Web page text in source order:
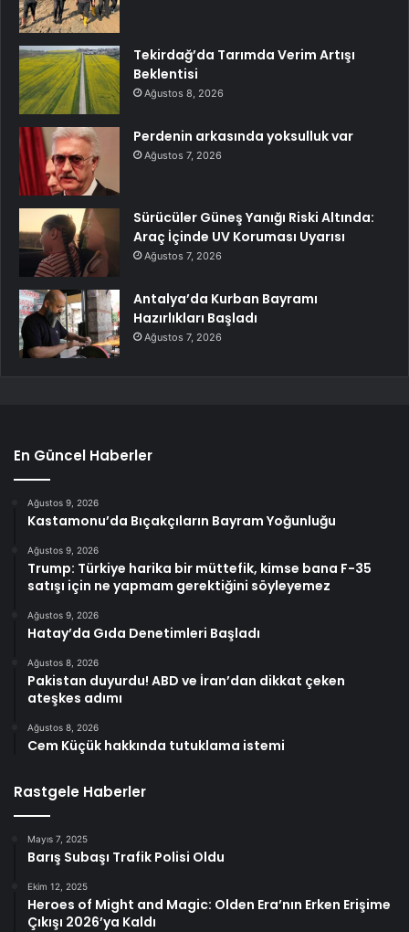
Tekirdağ’da Tarımda Verim Artışı
Beklentisi
Ağustos 8, 2026
Perdenin arkasında yoksulluk var
Ağustos 7, 2026
Sürücüler Güneş Yanığı Riski Altında:
Araç İçinde UV Koruması Uyarısı
Ağustos 7, 2026
Antalya’da Kurban Bayramı
Hazırlıkları Başladı
Ağustos 7, 2026
En Güncel Haberler
Ağustos 9, 2026
Kastamonu’da Bıçakçıların Bayram Yoğunluğu
Ağustos 9, 2026
Trump: Türkiye harika bir müttefik, kimse bana F-35
satışı için ne yapmam gerektiğini söyleyemez
Ağustos 9, 2026
Hatay’da Gıda Denetimleri Başladı
Ağustos 8, 2026
Pakistan duyurdu! ABD ve İran’dan dikkat çeken
ateşkes adımı
Ağustos 8, 2026
Cem Küçük hakkında tutuklama istemi
Rastgele Haberler
Mayıs 7, 2025
Barış Subaşı Trafik Polisi Oldu
Ekim 12, 2025
Heroes of Might and Magic: Olden Era’nın Erken Erişime
Çıkışı 2026’ya Kaldı